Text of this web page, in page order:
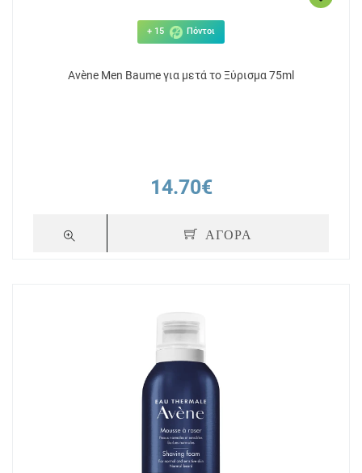
+ 15 Πόντοι
Avène Men Baume για μετά το Ξύρισμα 75ml
14.70€
ΑΓΟΡΑ